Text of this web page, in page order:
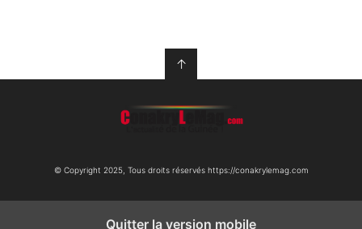
↑
© Copyright 2025, Tous droits réservés https://conakrylemag.com
Quitter la version mobile